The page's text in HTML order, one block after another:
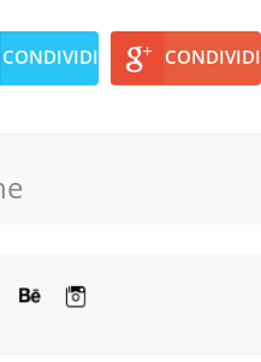
CONDIVIDI CONDIVIDI